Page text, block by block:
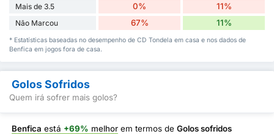
Mais de 3.5 0% 11%
Não Marcou 67% 11%
* Estatísticas baseadas no desempenho de CD Tondela em casa e nos dados de
Benfica em jogos fora de casa.
Golos Sofridos
Quem irá sofrer mais golos?
Benfica está +69% melhor em termos de Golos sofridos